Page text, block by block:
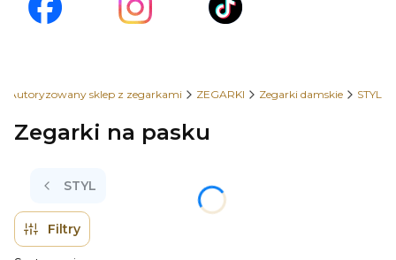
Autoryzowany sklep z zegarkami ZEGARKI Zegarki damskie STYL
Zegarki na pasku
STYL
Filtry